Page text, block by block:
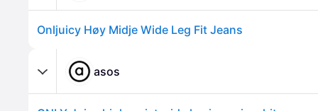
Onljuicy Høy Midje Wide Leg Fit Jeans
asos